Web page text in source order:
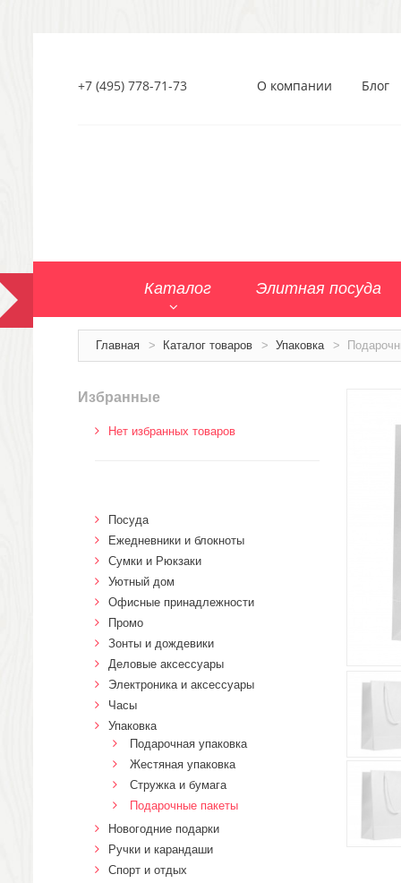
+7 (495) 778-71-73 О компании Блог
Каталог Элитная посуда
Главная > Каталог товаров > Упаковка >
Избранные
Нет избранных товаров
Посуда
Ежедневники и блокноты
Сумки и Рюкзаки
Уютный дом
Офисные принадлежности
Промо
Зонты и дождевики
Деловые аксессуары
Электроника и аксессуары
Часы
Упаковка
Подарочная упаковка
Жестяная упаковка
Стружка и бумага
Подарочные пакеты
Новогодние подарки
Ручки и карандаши
Спорт и отдых